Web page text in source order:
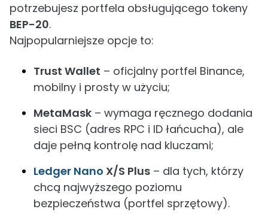
potrzebujesz portfela obsługującego tokeny
BEP-20.
Najpopularniejsze opcje to:
Trust Wallet – oficjalny portfel Binance,
mobilny i prosty w użyciu;
MetaMask – wymaga ręcznego dodania
sieci BSC (adres RPC i ID łańcucha), ale
daje pełną kontrolę nad kluczami;
Ledger Nano X/S Plus – dla tych, którzy
chcą najwyższego poziomu
bezpieczeństwa (portfel sprzętowy).